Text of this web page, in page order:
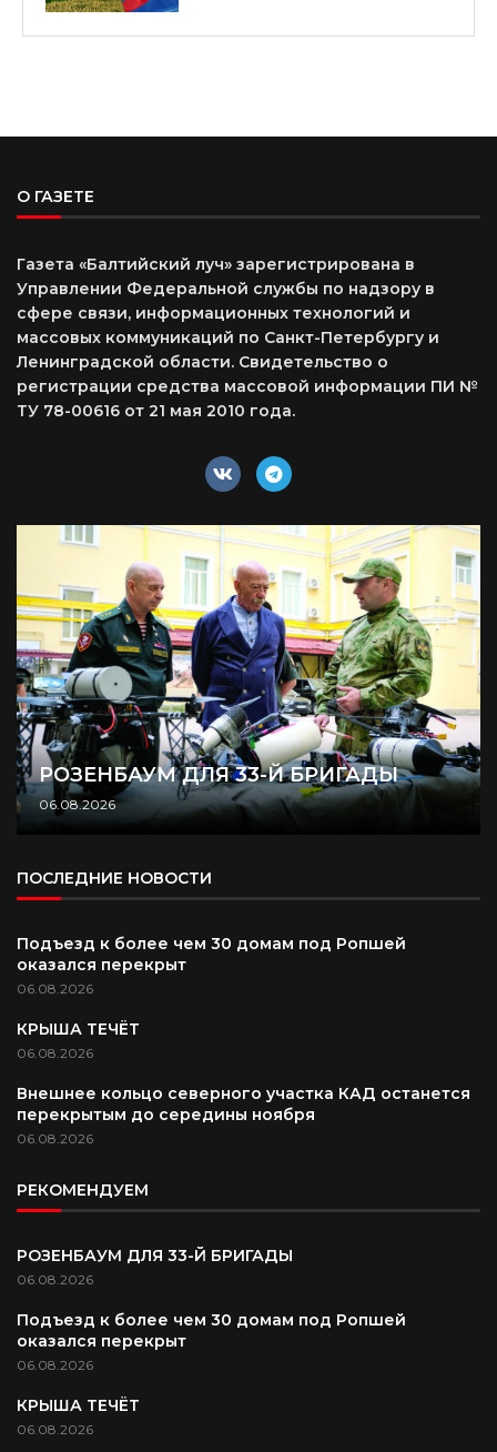
О ГАЗЕТЕ
Газета «Балтийский луч» зарегистрирована в
Управлении Федеральной службы по надзору в
сфере связи, информационных технологий и
массовых коммуникаций по Санкт-Петербургу и
Ленинградской области. Свидетельство о
регистрации средства массовой информации ПИ №
ТУ 78-00616 от 21 мая 2010 года.
РОЗЕНБАУМ ДЛЯ 33-Й БРИГАДЫ
06.08.2026
ПОСЛЕДНИЕ НОВОСТИ
Подъезд к более чем 30 домам под Ропшей
оказался перекрыт
06.08.2026
КРЫША ТЕЧЁТ
06.08.2026
Внешнее кольцо северного участка КАД останется
перекрытым до середины ноября
06.08.2026
РЕКОМЕНДУЕМ
РОЗЕНБАУМ ДЛЯ 33-Й БРИГАДЫ
06.08.2026
Подъезд к более чем 30 домам под Ропшей
оказался перекрыт
06.08.2026
КРЫША ТЕЧЁТ
06.08.2026